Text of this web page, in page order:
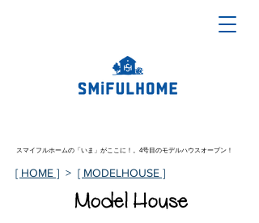
スマイフルホームの「いま」がここに！。4号目のモデルハウスオープン！
[ HOME ] > [ MODELHOUSE ]